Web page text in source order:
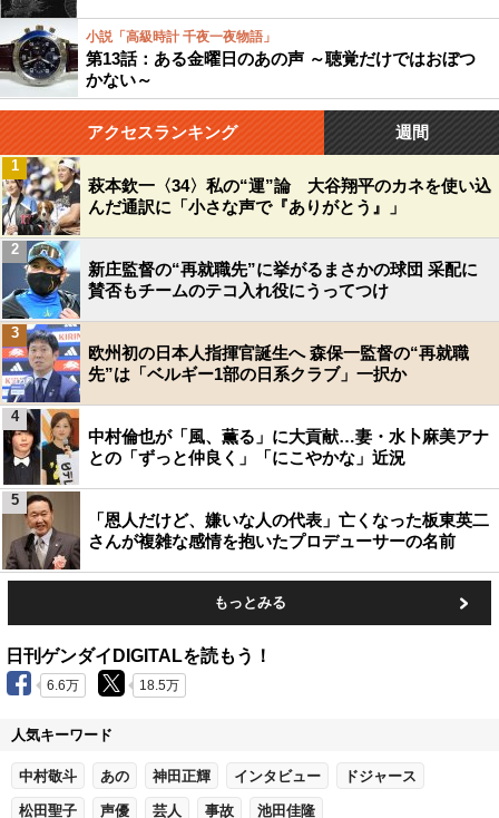
小説「高級時計 千夜一夜物語」
第13話：ある金曜日のあの声 ～聴覚だけではおぼつ
かない～
アクセスランキング 週間
萩本欽一〈34〉私の“運”論 大谷翔平のカネを使い込
んだ通訳に「小さな声で『ありがとう』」
1
新庄監督の“再就職先”に挙がるまさかの球団 采配に
賛否もチームのテコ入れ役にうってつけ
2
欧州初の日本人指揮官誕生へ 森保一監督の“再就職
先”は「ベルギー1部の日系クラブ」一択か
3
中村倫也が「風、薫る」に大貢献…妻・水卜麻美アナ
との「ずっと仲良く」「にこやかな」近況
4
「恩人だけど、嫌いな人の代表」亡くなった板東英二
さんが複雑な感情を抱いたプロデューサーの名前
5
もっとみる
日刊ゲンダイDIGITALを読もう！
6.6万 18.5万
人気キーワード
中村敬斗 あの 神田正輝 インタビュー ドジャース
松田聖子 声優 芸人 事故 池田佳隆